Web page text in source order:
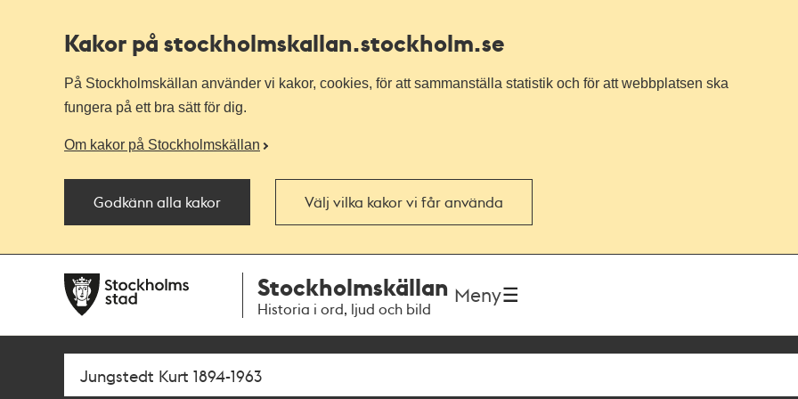
Kakor på stockholmskallan.stockholm.se
På Stockholmskällan använder vi kakor, cookies, för att sammanställa statistik och för att webbplatsen ska
fungera på ett bra sätt för dig.
Om kakor på Stockholmskällan
Godkänn alla kakor Välj vilka kakor vi får använda
navigationen
huvudinnehållet
Stockholmskällan
Historia i ord, ljud och bild
Meny
Sök